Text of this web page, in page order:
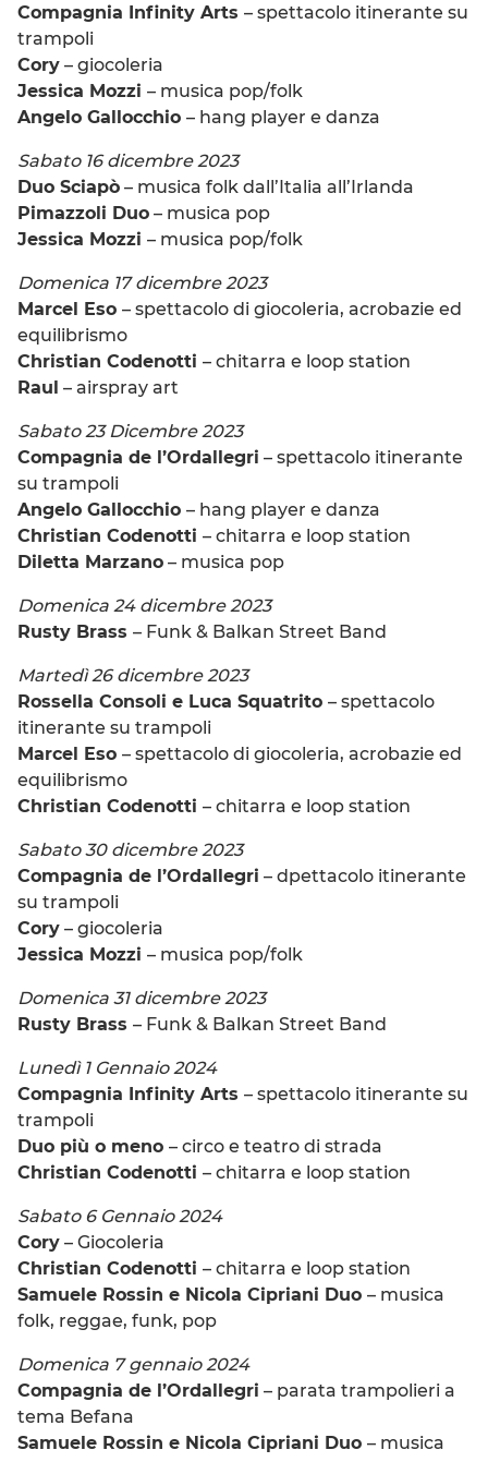
Compagnia Infinity Arts – spettacolo itinerante su
trampoli
Cory – giocoleria
Jessica Mozzi – musica pop/folk
Angelo Gallocchio – hang player e danza
Sabato 16 dicembre 2023
Duo Sciapò – musica folk dall’Italia all’Irlanda
Pimazzoli Duo – musica pop
Jessica Mozzi – musica pop/folk
Domenica 17 dicembre 2023
Marcel Eso – spettacolo di giocoleria, acrobazie ed
equilibrismo
Christian Codenotti – chitarra e loop station
Raul – airspray art
Sabato 23 Dicembre 2023
Compagnia de l’Ordallegri – spettacolo itinerante
su trampoli
Angelo Gallocchio – hang player e danza
Christian Codenotti – chitarra e loop station
Diletta Marzano – musica pop
Domenica 24 dicembre 2023
Rusty Brass – Funk & Balkan Street Band
Martedì 26 dicembre 2023
Rossella Consoli e Luca Squatrito – spettacolo
itinerante su trampoli
Marcel Eso – spettacolo di giocoleria, acrobazie ed
equilibrismo
Christian Codenotti – chitarra e loop station
Sabato 30 dicembre 2023
Compagnia de l’Ordallegri – dpettacolo itinerante
su trampoli
Cory – giocoleria
Jessica Mozzi – musica pop/folk
Domenica 31 dicembre 2023
Rusty Brass – Funk & Balkan Street Band
Lunedì 1 Gennaio 2024
Compagnia Infinity Arts – spettacolo itinerante su
trampoli
Duo più o meno – circo e teatro di strada
Christian Codenotti – chitarra e loop station
Sabato 6 Gennaio 2024
Cory – Giocoleria
Christian Codenotti – chitarra e loop station
Samuele Rossin e Nicola Cipriani Duo – musica
folk, reggae, funk, pop
Domenica 7 gennaio 2024
Compagnia de l’Ordallegri – parata trampolieri a
tema Befana
Samuele Rossin e Nicola Cipriani Duo – musica